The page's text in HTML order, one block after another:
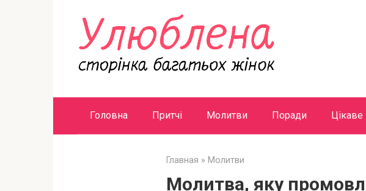
Головна Притчі Молитви Поради Цікаве
Главная » Молитви
Молитва, яку